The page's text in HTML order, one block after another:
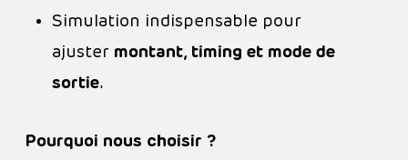
Simulation indispensable pour
ajuster montant, timing et mode de
sortie.
Pourquoi nous choisir ?